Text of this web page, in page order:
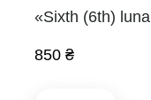
«Sixth (6th)
850 ₴